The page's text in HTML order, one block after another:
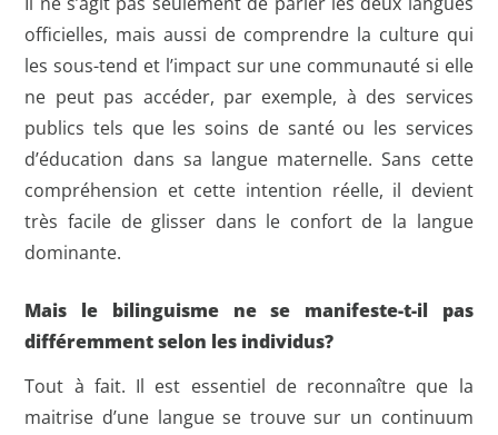
officielles, mais aussi de comprendre la culture qui
les sous-tend et l’impact sur une communauté si elle
ne peut pas accéder, par exemple, à des services
publics tels que les soins de santé ou les services
d’éducation dans sa langue maternelle. Sans cette
compréhension et cette intention réelle, il devient
très facile de glisser dans le confort de la langue
dominante.
Mais le bilinguisme ne se manifeste-t-il pas
différemment selon les individus?
Tout à fait. Il est essentiel de reconnaître que la
maitrise d’une langue se trouve sur un continuum